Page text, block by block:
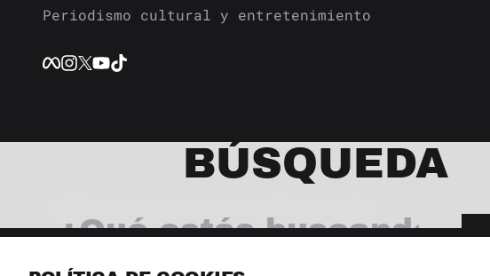
Periodismo cultural y entretenimiento
BÚSQUEDA